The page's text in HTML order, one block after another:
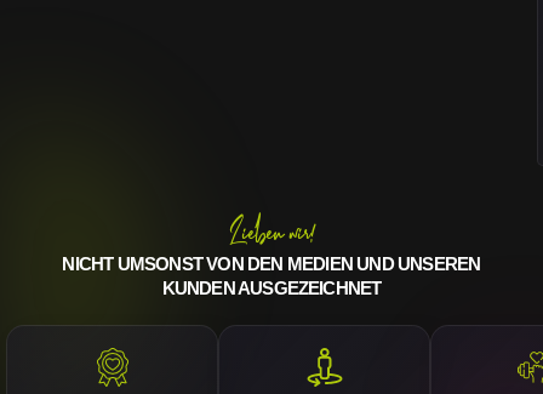
Lieben wir!
NICHT UMSONST VON DEN MEDIEN UND UNSEREN
KUNDEN AUSGEZEICHNET